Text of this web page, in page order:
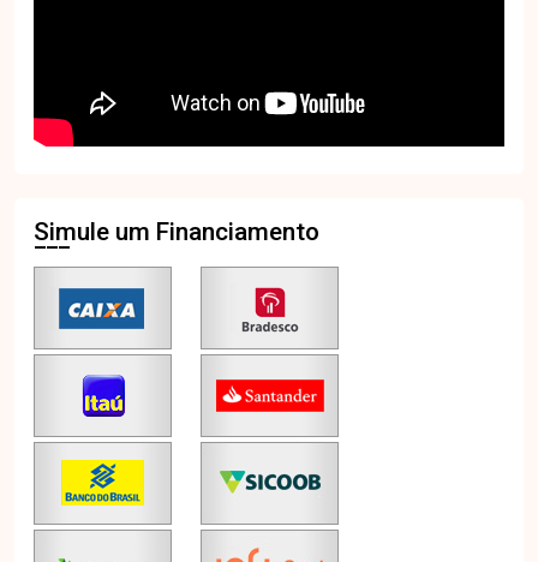
Simule um Financiamento